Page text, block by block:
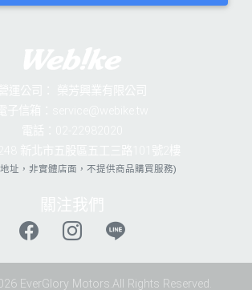
址，非實體店面，不提供商品購買服務)
EverGlory Motors.All Rights Reserved.